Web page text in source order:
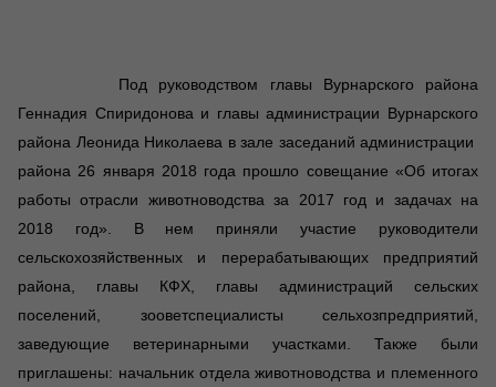
Под руководством главы Вурнарского района
Геннадия Спиридонова и главы администрации Вурнарского
района Леонида Николаева в зале заседаний администрации
района 26 января 2018 года прошло совещание «Об итогах
работы отрасли животноводства за 2017 год и задачах на
2018 год». В нем приняли участие руководители
сельскохозяйственных и перерабатывающих предприятий
района, главы КФХ, главы администраций сельских
поселений, зооветспециалисты сельхозпредприятий,
заведующие ветеринарными участками. Также были
приглашены: начальник отдела животноводства и племенного